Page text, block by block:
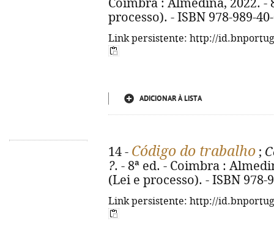
Coimbra : Almedina, 2022. -
processo). - ISBN 978-989-
Link persistente: http://
ADICIONAR À LISTA
14 - Código do trabalho ;
?. - 8ª ed. - Coimbra :
(Lei e processo). - ISBN 978-
Link persistente: http://